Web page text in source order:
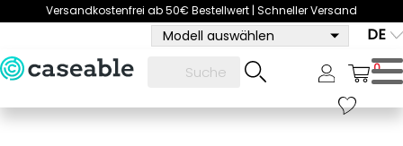
Versandkostenfrei ab 50€ Bestellwert | Schneller Versand
DE
Modell auswählen
0